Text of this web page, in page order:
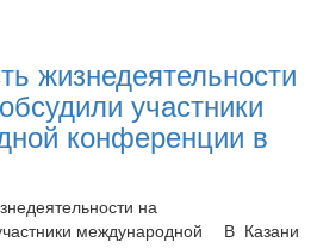
жизнедеятельности
участники
конференции в
В Казани